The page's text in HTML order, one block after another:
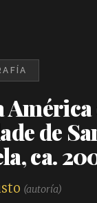
de
ca.
(autoría)